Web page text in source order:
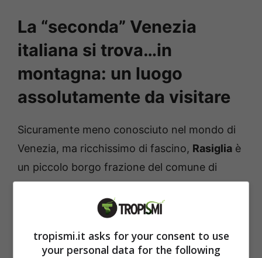
La “seconda” Venezia
italiana si trova…in
montagna: un luogo
assolutamente da visitare
Sicuramente meno conosciuto nel mondo di
Venezia, ma ricchissimo di fascino, Rasiglia è
un piccolo borgo frazione del comune di
Foligno, in Umbria: tra vicoli, pietre e ruscelli,
Rasiglia sembra essere un vero e proprio
Menotre, che contribuisce a regalare uno
tropismi.it asks for your consent to use
your personal data for the following